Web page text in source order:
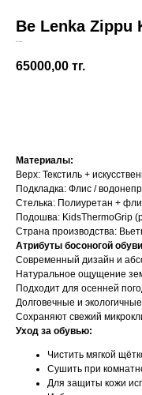
Be Lenka Zippu
65000,00 тг.
Материалы:
Верх: Текстиль +
Подкладка: Флис /
Стелька: Полиуретан +
Подошва: KidsThermoGrip
Страна производства:
Атрибуты босоногой
Современный дизайн и
Натуральное ощущение
Подходит для осенней
Долговечные и
Сохраняют свежий
Уход за обувью:
Чистить мягкой
Сушить при
Для защиты кожи